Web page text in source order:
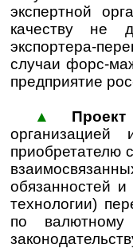
экспертной
качеству не
экспортера-
случаи форс-
предприятие
▲
организацией
приобретателю
обязанностей и
технологии)
по